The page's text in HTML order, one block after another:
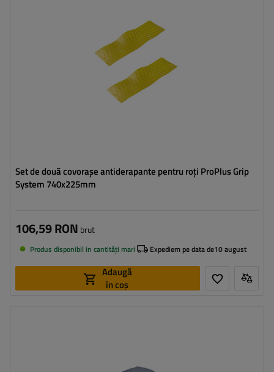
Set de două covorașe antiderapante pentru roți ProPlus Grip
System 740x225mm
106,59 RON brut
Produs disponibil in cantități mari Expediem pe data de10 august
Adaugă
în coș